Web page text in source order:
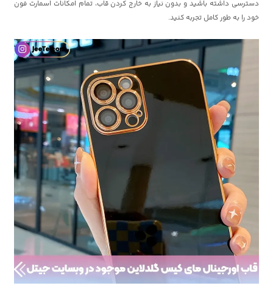
دسترسی داشته باشید و بدون نیاز به خارج کردن قاب، تمام امکانات اسمارت فون
خود را به طور کامل تجربه کنید.